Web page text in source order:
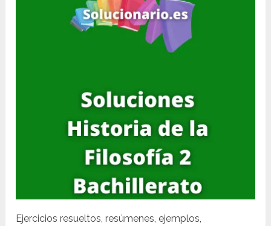
Ejercicios resueltos, resúmenes, ejemplos,